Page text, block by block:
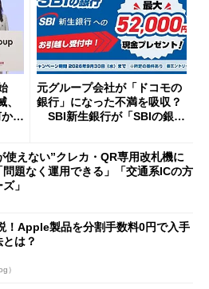
解
元グループ会社が「ドコモの
銀行」になった不満を吸収？
SBI新生銀行が「SBIの銀
開催
使えない”クレカ・QR専用改札機に
題なく運用できる」「交通系ICの方
」
！Apple製品を分割手数料0円で入手
は？
）